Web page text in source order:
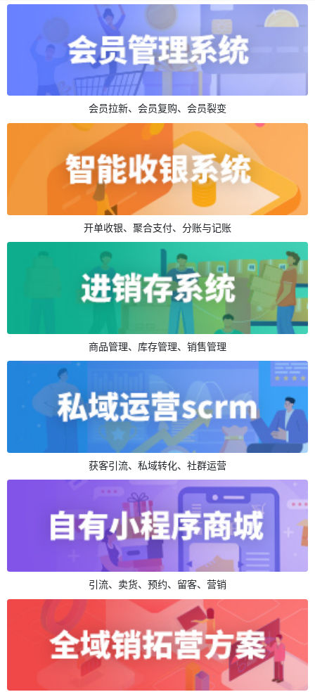
会员拉新、会员复购、会员裂变
开单收银、聚合支付、分账与记账
商品管理、库存管理、销售管理
获客引流、私域转化、社群运营
引流、卖货、预约、留客、营销